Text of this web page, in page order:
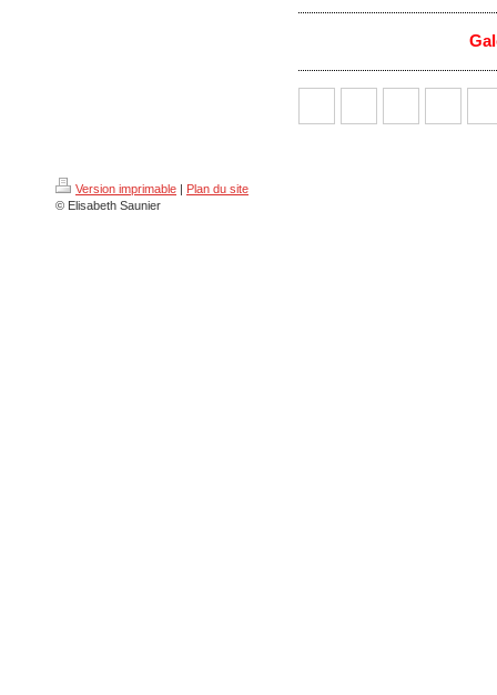
Version imprimable | Plan du site
© Elisabeth Saunier